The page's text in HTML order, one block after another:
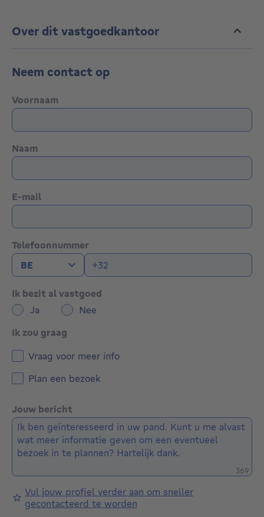
Over dit vastgoedkantoor
Neem contact op
Voornaam
Naam
E-mail
Telefoonnummer
Ik bezit al vastgoed
Ja
Nee
Ik zou graag
Vraag voor meer info
Plan een bezoek
Jouw bericht
369
Vul jouw profiel verder aan om sneller
gecontacteerd te worden